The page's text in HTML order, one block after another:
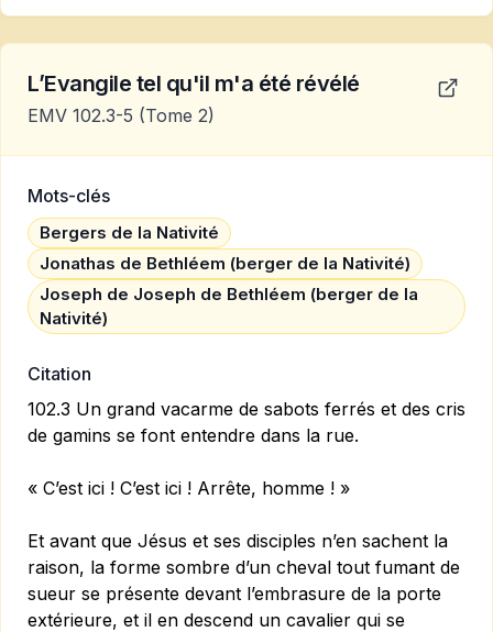
L’Evangile tel qu'il m'a été révélé
EMV 102.3-5 (Tome 2)
Mots-clés
Bergers de la Nativité
Jonathas de Bethléem (berger de la Nativité)
Joseph de Joseph de Bethléem (berger de la
Nativité)
Citation
102.3 Un grand vacarme de sabots ferrés et des cris
de gamins se font entendre dans la rue.
« C’est ici ! C’est ici ! Arrête, homme ! »
Et avant que Jésus et ses disciples n’en sachent la
raison, la forme sombre d’un cheval tout fumant de
sueur se présente devant l’embrasure de la porte
extérieure, et il en descend un cavalier qui se